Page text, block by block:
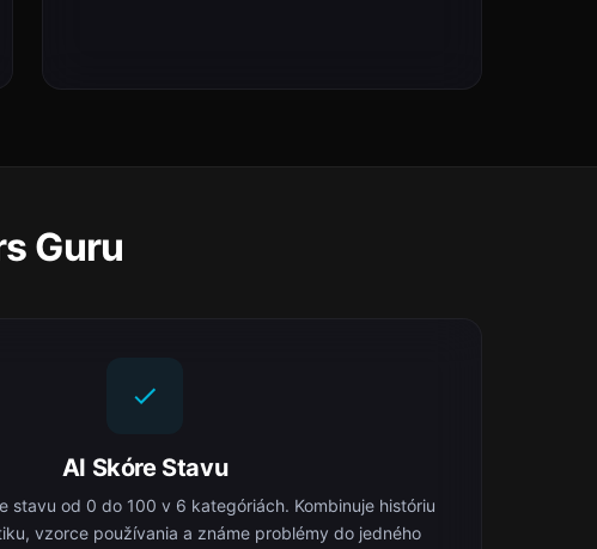
Guru
AI Skóre Stavu
stavu od 0 do 100 v 6 kategóriách. Kombinuje históriu
vzorce používania a známe problémy do jedného